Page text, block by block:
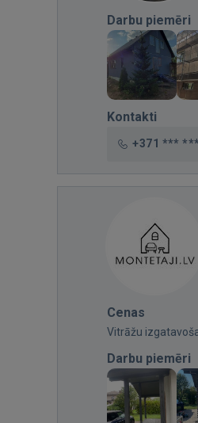
Darbu piemēri
Kontakti
+371 ***
Cenas
Vitrāžu
Darbu piemēri